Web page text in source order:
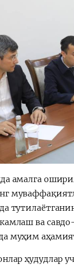
амалга
ва
муҳим
ҳудудлар